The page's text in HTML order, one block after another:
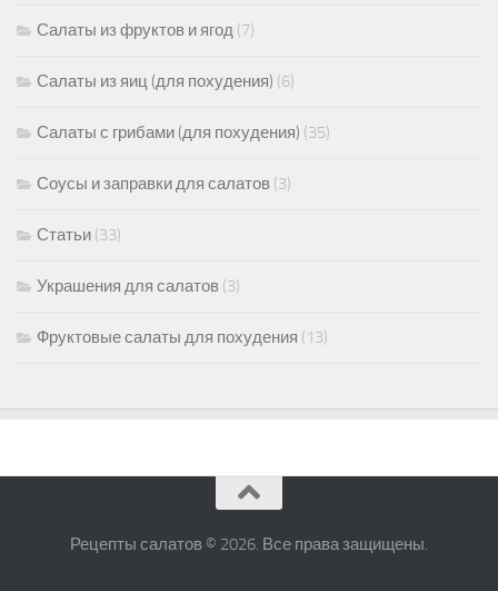
Салаты из фруктов и ягод (7)
Салаты из яиц (для похудения) (6)
Салаты с грибами (для похудения) (35)
Соусы и заправки для салатов (3)
Статьи (33)
Украшения для салатов (3)
Фруктовые салаты для похудения (13)
Рецепты салатов © 2026. Все права защищены.